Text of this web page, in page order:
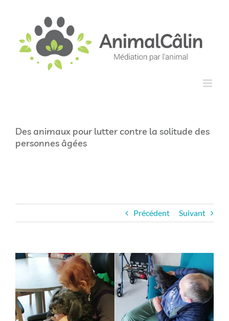
Des animaux pour lutter contre la solitude des
personnes âgées
Précédent Suivant
Voir
agrandie